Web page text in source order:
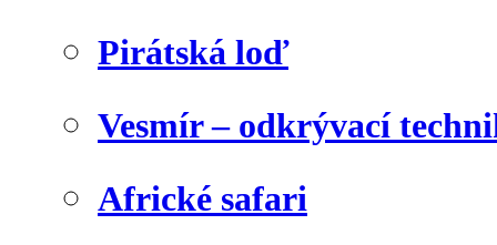
Pirátská loď
Vesmír – odkrývací
Africké safari